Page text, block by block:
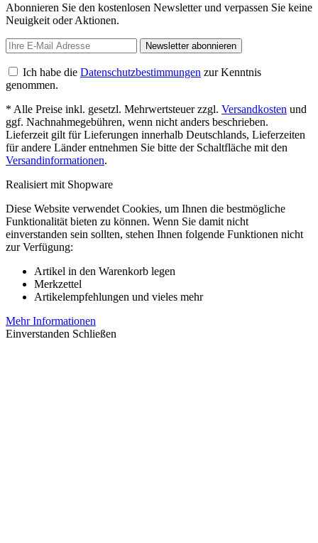
Abonnieren Sie den kostenlosen Newsletter und verpassen Sie keine
Neuigkeit oder Aktionen.
Newsletter abonnieren
Ich habe die Datenschutzbestimmungen zur Kenntnis
genommen.
* Alle Preise inkl. gesetzl. Mehrwertsteuer zzgl. Versandkosten und
ggf. Nachnahmegebühren, wenn nicht anders beschrieben.
Lieferzeit gilt für Lieferungen innerhalb Deutschlands, Lieferzeiten
für andere Länder entnehmen Sie bitte der Schaltfläche mit den
Versandinformationen.
Realisiert mit Shopware
Diese Website verwendet Cookies, um Ihnen die bestmögliche
Funktionalität bieten zu können. Wenn Sie damit nicht
einverstanden sein sollten, stehen Ihnen folgende Funktionen nicht
zur Verfügung:
Artikel in den Warenkorb legen
Merkzettel
Artikelempfehlungen und vieles mehr
Mehr Informationen
Einverstanden Schließen